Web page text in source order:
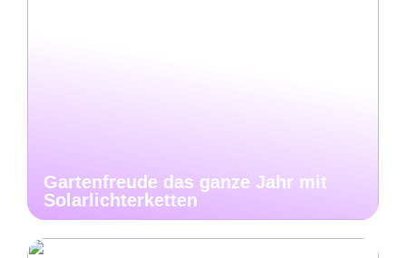
Gartenfreude das ganze Jahr mit
Solarlichterketten